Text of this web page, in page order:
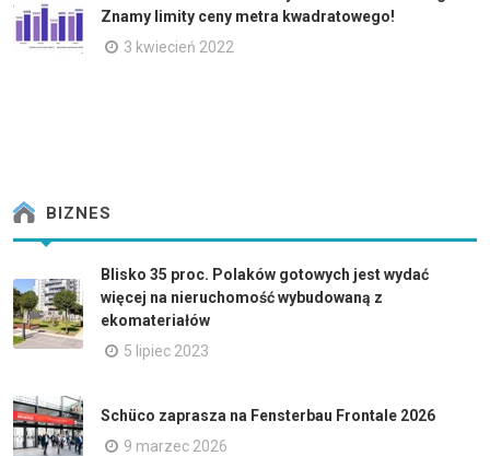
Znamy limity ceny metra kwadratowego!
3 kwiecień 2022
BIZNES
Blisko 35 proc. Polaków gotowych jest wydać
więcej na nieruchomość wybudowaną z
ekomateriałów
5 lipiec 2023
Schüco zaprasza na Fensterbau Frontale 2026
9 marzec 2026